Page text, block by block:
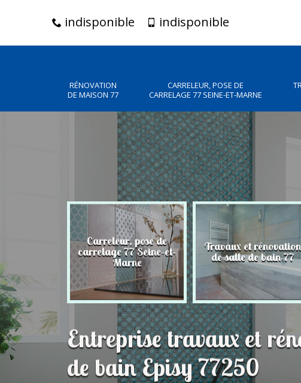
indisponible indisponible
RÉNOVATION
DE MAISON 77
CARRELEUR, POSE DE
CARRELAGE 77 SEINE-ET-MARNE
Carreleur, pose de
carrelage 77 Seine-et-
Marne
Travaux et rénovation
de salle de bain 77
Entreprise travaux et
de bain Episy 77250